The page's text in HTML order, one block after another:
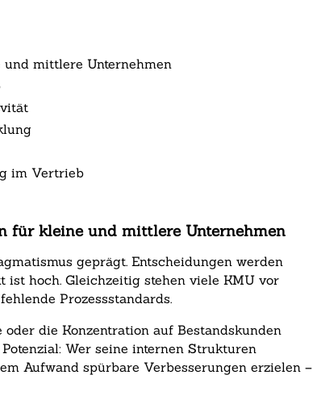
mittlere Unternehmen
im Vertrieb
für kleine und mittlere Unternehmen
geprägt. Entscheidungen werden
ist hoch. Gleichzeitig stehen viele KMU vor
Prozessstandards.
die Konzentration auf Bestandskunden
Wer seine internen Strukturen
Aufwand spürbare Verbesserungen erzielen –